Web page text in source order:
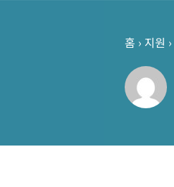
홈 › 지원 ›